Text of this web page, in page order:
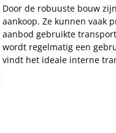
Door de robuuste bouw
aankoop. Ze kunnen vaak
aanbod gebruikte
wordt regelmatig een
vindt het ideale interne